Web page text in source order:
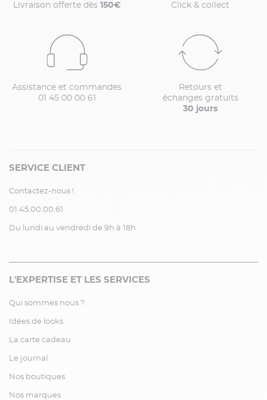
Livraison offerte dès 150€ Click & collect
Assistance et commandes
01 45 00 00 61
Retours et
échanges gratuits
30 jours
SERVICE CLIENT
Contactez-nous !
01.45.00.00.61
Du lundi au vendredi de 9h à 18h
L'EXPERTISE ET LES SERVICES
Qui sommes nous ?
Idées de looks
La carte cadeau
Le journal
Nos boutiques
Nos marques